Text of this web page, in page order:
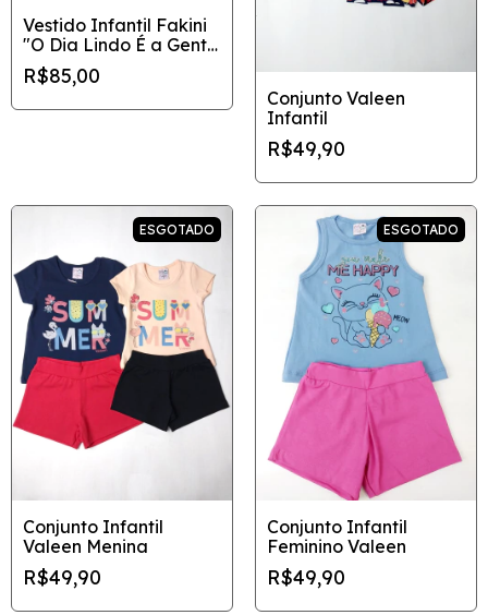
Vestido Infantil Fakini
"O Dia Lindo É a Gente
Quem Faz!"
R$85,00
Conjunto Valeen
Infantil
R$49,90
ESGOTADO
Conjunto Infantil
Valeen Menina
R$49,90
ESGOTADO
Conjunto Infantil
Feminino Valeen
R$49,90